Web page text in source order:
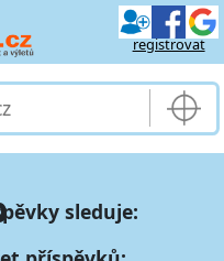
registrovat
sleduje: